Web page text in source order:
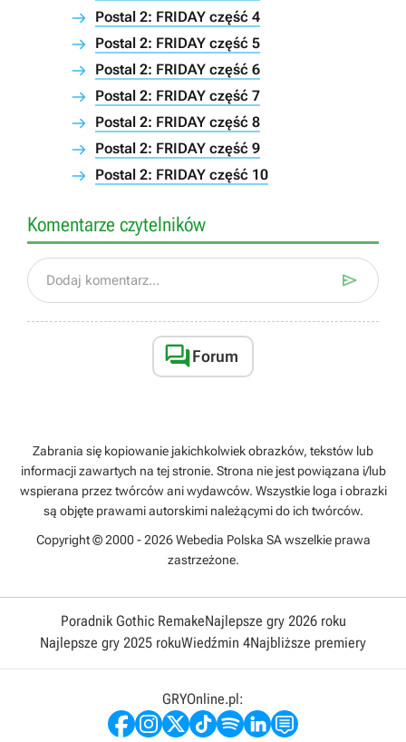
Postal 2: FRIDAY część 4
Postal 2: FRIDAY część 5
Postal 2: FRIDAY część 6
Postal 2: FRIDAY część 7
Postal 2: FRIDAY część 8
Postal 2: FRIDAY część 9
Postal 2: FRIDAY część 10
Komentarze czytelników
Dodaj komentarz... 
Forum
Zabrania się kopiowanie jakichkolwiek obrazków, tekstów lub
informacji zawartych na tej stronie. Strona nie jest powiązana i/lub
wspierana przez twórców ani wydawców. Wszystkie loga i obrazki
są objęte prawami autorskimi należącymi do ich twórców.
Copyright © 2000 - 2026 Webedia Polska SA wszelkie prawa
zastrzeżone.
Poradnik Gothic RemakeNajlepsze gry 2026 roku
Najlepsze gry 2025 rokuWiedźmin 4Najbliższe premiery
GRYOnline.pl: